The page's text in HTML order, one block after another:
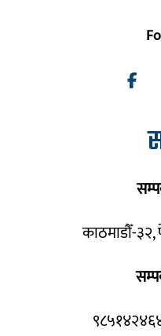
काठमाडौँ-३२,